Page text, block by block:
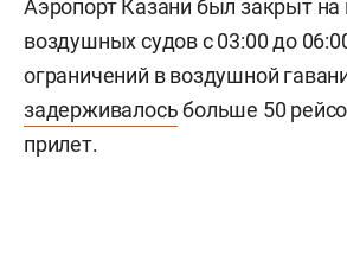
Аэропорт Казани был закрыт
воздушных судов с 03:00 до
ограничений в воздушной
задерживалосьбольше 50
прилет.